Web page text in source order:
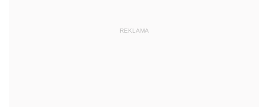
REKLAMA